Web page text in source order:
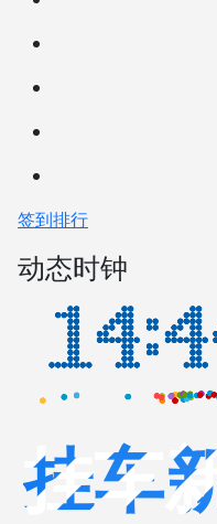
签到排行
动态时钟
挂车